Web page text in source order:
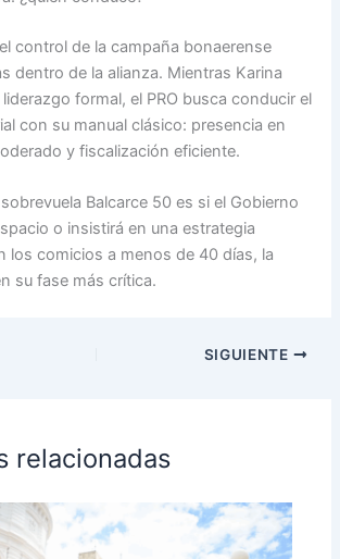
control de la campaña bonaerense
dentro de la alianza. Mientras Karina
formal, el PRO busca conducir el
con su manual clásico: presencia en
y fiscalización eficiente.
Balcarce 50 es si el Gobierno
o insistirá en una estrategia
los comicios a menos de 40 días, la
su fase más crítica.
SIGUIENTE
relacionadas